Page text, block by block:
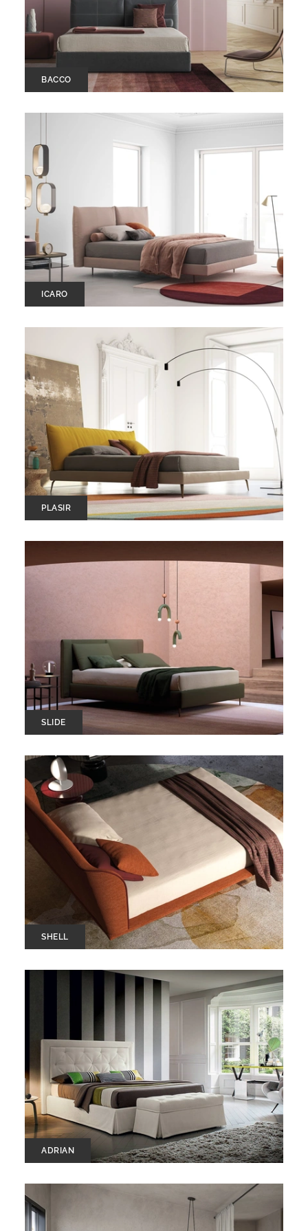
BACCO
ICARO
PLASIR
SLIDE
SHELL
ADRIAN